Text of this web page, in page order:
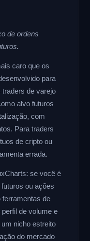
de ordens
caro que os
para
de varejo
alvo futuros
com
Para traders
de cripto ou
errada.
se você é
ou ações
ferramentas de
de volume e
nicho estreito
do mercado